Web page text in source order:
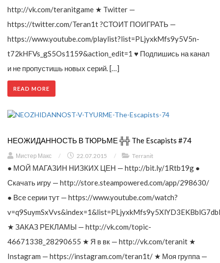
http://vk.com/teranitgame ★ Twitter —
https://twitter.com/Teran1t ?СТОИТ ПОИГРАТЬ —
https://www.youtube.com/playlist?list=PLjyxkMfs9y5V5n-
t72kHFVs_gS5Os1159&action_edit=1 ♥ Подпишись на канал
и не пропустишь новых серий. […]
READ MORE
НЕОЖИДАННОСТЬ В ТЮРЬМЕ ╬╬ The Escapists #74
Мистер Макс / 22.07.2015 / Terranit
● МОЙ МАГАЗИН НИЗКИХ ЦЕН — http://bit.ly/1Rtb19g ●
Скачать игру — http://store.steampowered.com/app/298630/
● Все серии тут — https://www.youtube.com/watch?
★ ЗАКАЗ РЕКЛАМЫ — http://vk.com/topic-
46671338_28290655 ★ Я в вк — http://vk.com/teranit ★
Instagram — https://instagram.com/teran1t/ ★ Моя группа —